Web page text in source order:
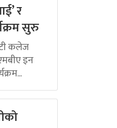
र
सुरु
कलेज
इन